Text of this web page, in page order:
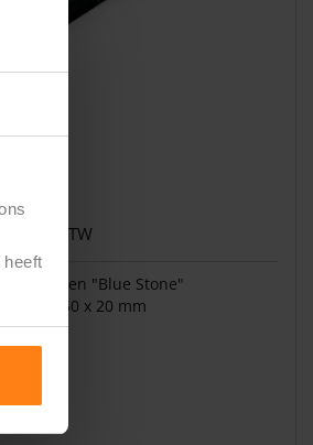
incl. BTW
Hardsteen "Blue Stone"
1050 x 50 x 20 mm